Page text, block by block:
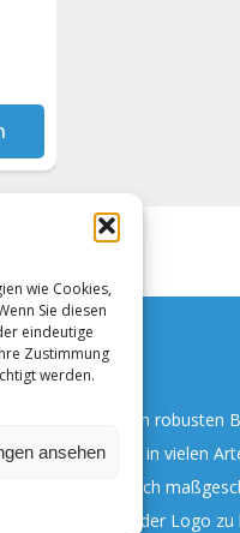
wie Cookies,
Sie diesen
eindeutige
Zustimmung
werden.
ansehen
sicher mit den robusten
Sie Big Bags in vielen
bieten wir auch
Entwurf oder Logo